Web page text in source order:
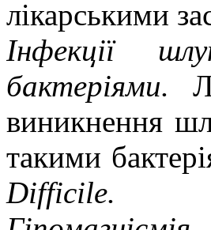
лікарськими
Інфекції
бактеріями.
виникнення
такими
Difficile.